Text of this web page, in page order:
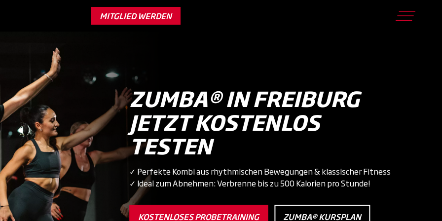
MITGLIED WERDEN
ZUMBA® IN FREIBURG
JETZT KOSTENLOS
TESTEN
✓ Perfekte Kombi aus rhythmischen Bewegungen & klassischer Fitness
✓ Ideal zum Abnehmen: Verbrenne bis zu 500 Kalorien pro Stunde!
KOSTENLOSES PROBETRAINING ZUMBA® KURSPLAN